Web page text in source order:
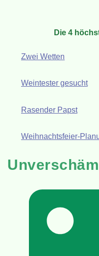
Die 4
Zwei Wetten
Weintester gesucht
Rasender Papst
Weihnachtsfeier-